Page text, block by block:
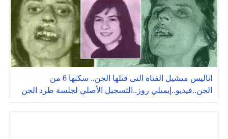
اناليس ميشيل الفتاة التى قتلها الجن.. سكنها 6 من
الجن..فيديو..إيميلي روز..التسجيل الأصلي لجلسة طرد الجن